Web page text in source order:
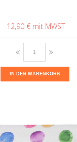
12,90 €
IN DEN WARENKORB